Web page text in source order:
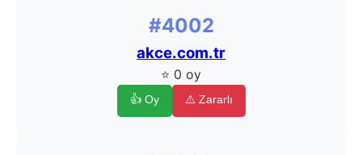
#4002
akce.com.tr
⭐ 0 oy
👍 Oy ⚠️ Zararlı